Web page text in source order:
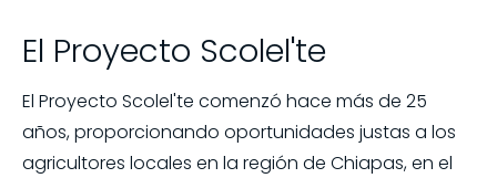
El Proyecto Scolel'te
El Proyecto Scolel'te comenzó hace más de 25
años, proporcionando oportunidades justas a los
agricultores locales en la región de Chiapas, en el